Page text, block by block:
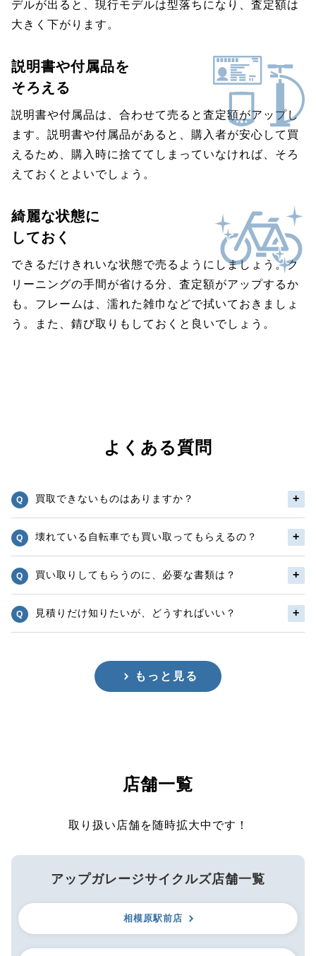
デルが出ると、現行モデルは型落ちになり、査定額は
大きく下がります。
説明書や付属品を
そろえる
説明書や付属品は、合わせて売ると査定額がアップし
ます。説明書や付属品があると、購入者が安心して買
えるため、購入時に捨ててしまっていなければ、そろ
えておくとよいでしょう。
綺麗な状態に
しておく
できるだけきれいな状態で売るようにしましょう。ク
リーニングの手間が省ける分、査定額がアップするか
も。フレームは、濡れた雑巾などで拭いておきましょ
う。また、錆び取りもしておくと良いでしょう。
よくある質問
買取できないものはありますか？
壊れている自転車でも買い取ってもらえるの？
買い取りしてもらうのに、必要な書類は？
見積りだけ知りたいが、どうすればいい？
もっと見る
店舗一覧
取り扱い店舗を随時拡大中です！
アップガレージサイクルズ店舗一覧
相模原駅前店